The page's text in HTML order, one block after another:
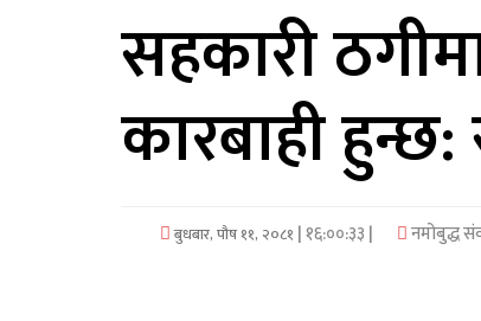
सहकारी
कारबाही हुन्छ:
बुधबार, पौष ११, २०८१ | १६:००:३३ | नमोबुद्ध